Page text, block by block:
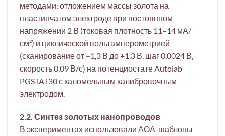
методами: отложением массы золота на
пластинчатом электроде при постоянном
напряжении 2 В (токовая плотность 11–14 мА/
см²) и циклической вольтамперометрией
(сканирование от –1,3 В до +1,3 В, шаг 0,0024 В,
скорость 0,09 В/с) на потенциостате Autolab
PGSTAT30 с каломельным калибровочным
электродом.
2.2. Синтез золотых нанопроводов
В экспериментах использовали АОА-шаблоны